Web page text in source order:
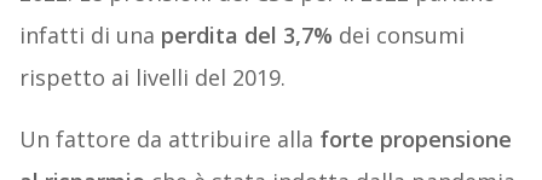
infatti di una perdita del 3,7% dei consumi
rispetto ai livelli del 2019.
Un fattore da attribuire alla forte propensione